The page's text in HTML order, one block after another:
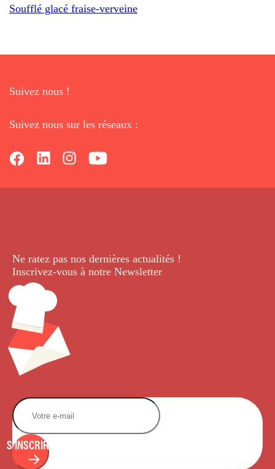
Soufflé glacé fraise-verveine
Suivez nous !
Suivez nous sur les réseaux :
Ne ratez pas nos dernières actualités !
Inscrivez-vous à notre Newsletter.
S'INSCRIRE